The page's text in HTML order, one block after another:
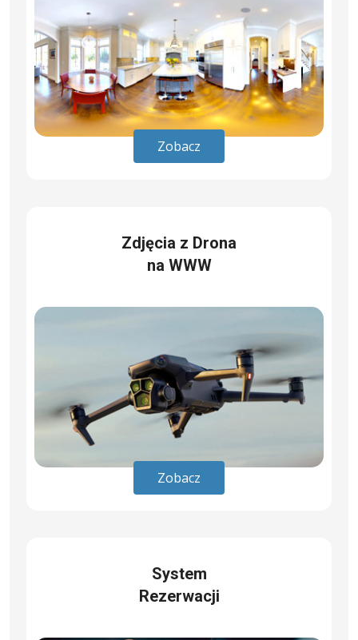
Zobacz
Zdjęcia z Drona
na WWW
Zobacz
System
Rezerwacji